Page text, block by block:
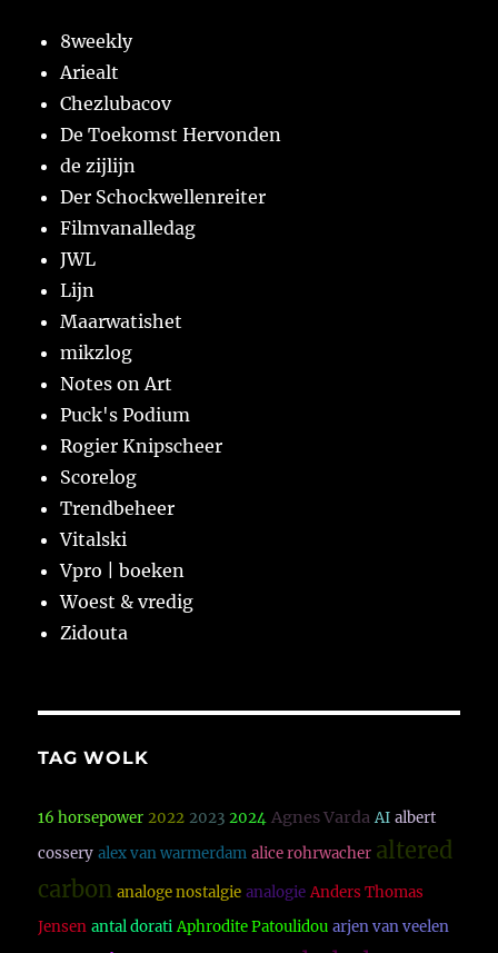
8weekly
Ariealt
Chezlubacov
De Toekomst Hervonden
de zijlijn
Der Schockwellenreiter
Filmvanalledag
JWL
Lijn
Maarwatishet
mikzlog
Notes on Art
Puck's Podium
Rogier Knipscheer
Scorelog
Trendbeheer
Vitalski
Vpro | boeken
Woest & vredig
Zidouta
TAG WOLK
16 horsepower 2022 2023 2024 Agnes Varda AI albert
cossery alex van warmerdam alice rohrwacher altered
carbon analoge nostalgie analogie Anders Thomas
Jensen antal dorati Aphrodite Patoulidou arjen van veelen